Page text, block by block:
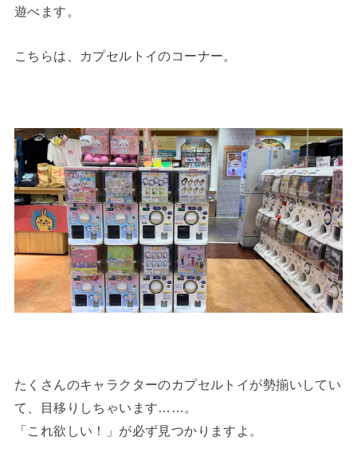
遊べます。
こちらは、カプセルトイのコーナー。
たくさんのキャラクターのカプセルトイが勢揃いしてい
て、目移りしちゃいます……。
「これ欲しい！」が必ず見つかりますよ。